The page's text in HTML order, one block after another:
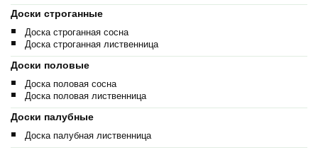
Доски строганные
Доска строганная сосна
Доска строганная лиственница
Доски половые
Доска половая сосна
Доска половая лиственница
Доски палубные
Доска палубная лиственница